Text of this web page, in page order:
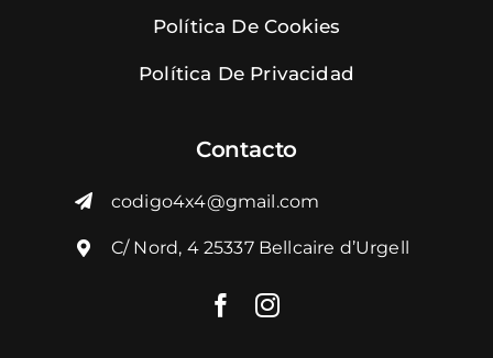
Política De Cookies
Política De Privacidad
Contacto
codigo4x4@gmail.com
C/ Nord, 4 25337 Bellcaire d’Urgell